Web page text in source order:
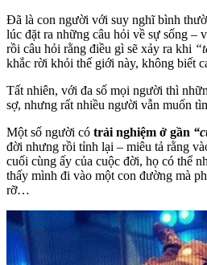
Đã là con người với suy nghĩ bình
lúc đặt ra những câu hỏi về sự sống –
rồi câu hỏi rằng điều gì sẽ xảy ra khi
khắc rời khỏi thế giới này, không biết
Tất nhiên, với đa số mọi người thì
sợ, nhưng rất nhiều người vẫn muốn
Một số người có trải nghiệm ở gần
đời nhưng rồi tỉnh lại – miêu tả rằng
cuối cùng ấy của cuộc đời, họ có thể
thấy mình đi vào một con đường mà
rỡ…